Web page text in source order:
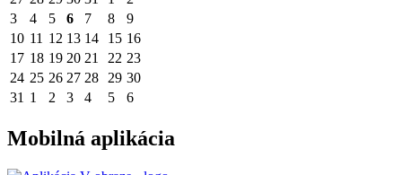
3
4 5 6 7 8
9
10 11 12 13 14 15 16
17 18 19 20 21 22 23
24 25 26 27 28 29 30
31 1 2 3 4 5 6
Mobilná aplikácia